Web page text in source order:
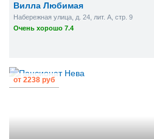
Вилла Любимая
Набережная улица, д. 24, лит. А, стр. 9
Очень хорошо 7.4
от 2238 руб